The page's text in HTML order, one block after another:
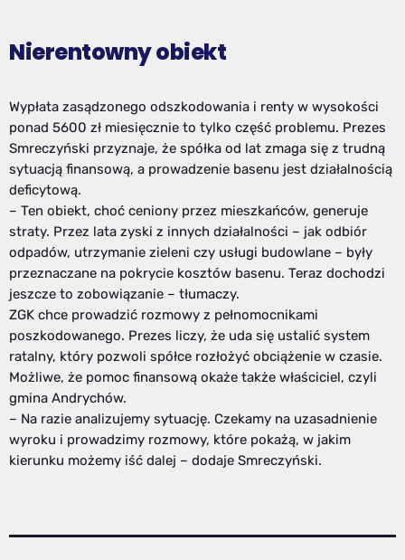
Nierentowny obiekt
Wypłata zasądzonego odszkodowania i renty w wysokości
ponad 5600 zł miesięcznie to tylko część problemu. Prezes
Smreczyński przyznaje, że spółka od lat zmaga się z trudną
sytuacją finansową, a prowadzenie basenu jest działalnością
deficytową.
– Ten obiekt, choć ceniony przez mieszkańców, generuje
straty. Przez lata zyski z innych działalności – jak odbiór
odpadów, utrzymanie zieleni czy usługi budowlane – były
przeznaczane na pokrycie kosztów basenu. Teraz dochodzi
jeszcze to zobowiązanie – tłumaczy.
ZGK chce prowadzić rozmowy z pełnomocnikami
poszkodowanego. Prezes liczy, że uda się ustalić system
ratalny, który pozwoli spółce rozłożyć obciążenie w czasie.
Możliwe, że pomoc finansową okaże także właściciel, czyli
gmina Andrychów.
– Na razie analizujemy sytuację. Czekamy na uzasadnienie
wyroku i prowadzimy rozmowy, które pokażą, w jakim
kierunku możemy iść dalej – dodaje Smreczyński.